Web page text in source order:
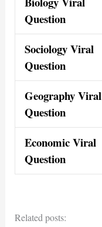
Question
Sociology Viral
Question
Geography Viral
Question
Economic Viral
Question
Related posts: